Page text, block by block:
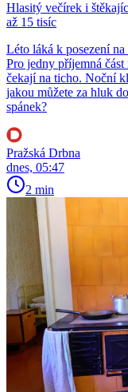
Hlasitý večírek i
až 15 tisíc
Léto láká k posezení
Pro jedny příjemná
čekají na ticho. Noční
jakou můžete za hluk
spánek?
Pražská Drbna
dnes, 05:47
2 min